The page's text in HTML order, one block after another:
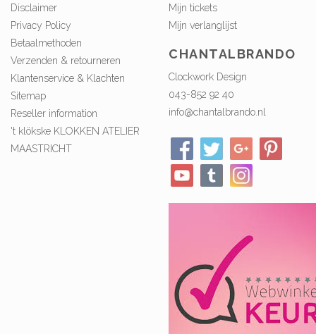
Disclaimer
Privacy Policy
Betaalmethoden
Verzenden & retourneren
Klantenservice & Klachten
Sitemap
Reseller information
't klökske KLOKKEN ATELIER
MAASTRICHT
Mijn tickets
Mijn verlanglijst
CHANTALBRANDO
Clockwork Design
043-852 92 40
info@chantalbrando.nl